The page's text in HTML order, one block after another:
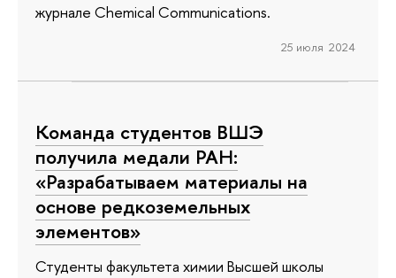
журнале Chemical Communications.
25 июля 2024
Команда студентов ВШЭ
получила медали РАН:
«Разрабатываем материалы на
основе редкоземельных
элементов»
Студенты факультета химии Высшей школы